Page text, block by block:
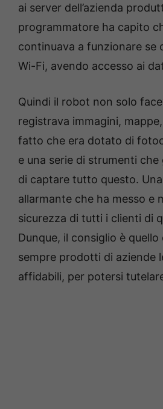
ai server dell’azienda
programmatore ha capito
continuava a funzionare se
Wi-Fi, avendo accesso ai
Quindi il robot non solo
registrava immagini,
fatto che era dotato di
e una serie di strumenti
di captare tutto questo.
allarmante che ha messo e
sicurezza di tutti i clienti di
Dunque, il consiglio è quello
sempre prodotti di aziende
affidabili, per potersi